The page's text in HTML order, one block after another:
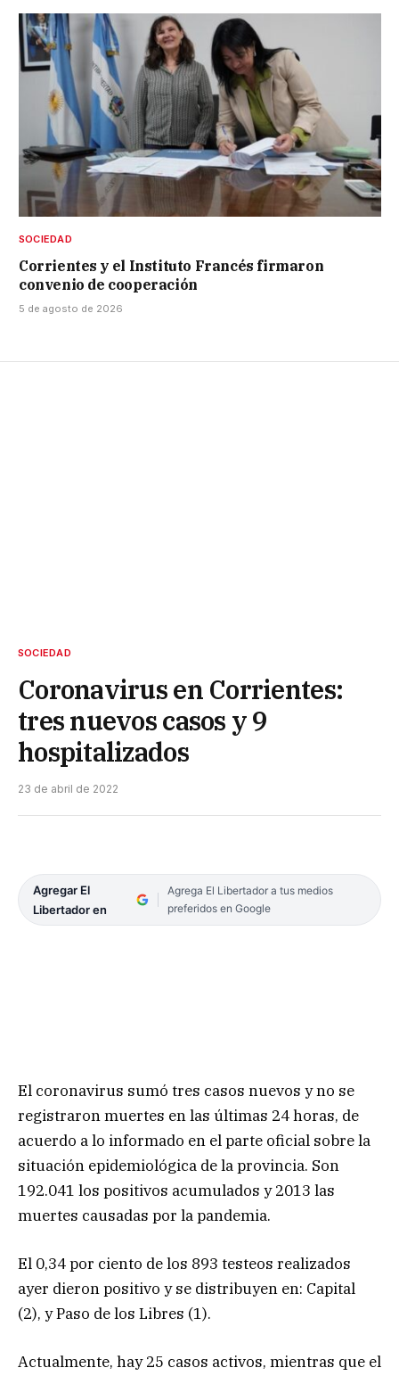
SOCIEDAD
Corrientes y el Instituto Francés firmaron
convenio de cooperación
5 de agosto de 2026
SOCIEDAD
Coronavirus en Corrientes:
tres nuevos casos y 9
hospitalizados
23 de abril de 2022
Agregar El
Libertador en
Agrega El Libertador a tus medios
preferidos en Google
El coronavirus sumó tres casos nuevos y no se
registraron muertes en las últimas 24 horas, de
acuerdo a lo informado en el parte oficial sobre la
situación epidemiológica de la provincia. Son
192.041 los positivos acumulados y 2013 las
muertes causadas por la pandemia.
El 0,34 por ciento de los 893 testeos realizados
ayer dieron positivo y se distribuyen en: Capital
(2), y Paso de los Libres (1).
Actualmente, hay 25 casos activos, mientras que el